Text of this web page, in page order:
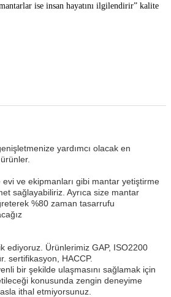
ise insan hayatını ilgilendirir” kalite
yardımcı olacak en
ve ekipmanları gibi mantar yetiştirme
sağlayabiliriz. Ayrıca size mantar
%80 zaman tasarrufu
ediyoruz. Ürünlerimiz GAP, ISO2200
sertifikasyon, HACCP.
bir şekilde ulaşmasını sağlamak için
konusunda zengin deneyime
ithal etmiyorsunuz.